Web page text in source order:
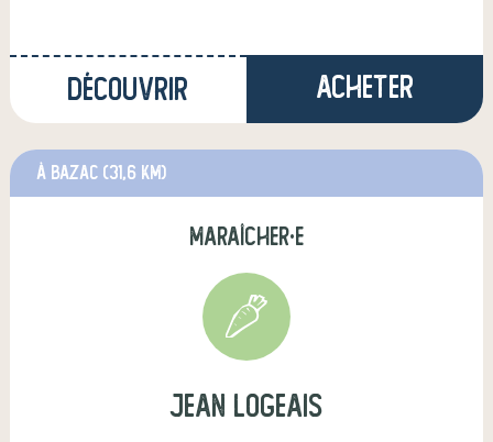
Découvrir Acheter
à Bazac (31,6 km)
maraîcher·e
jean logeais